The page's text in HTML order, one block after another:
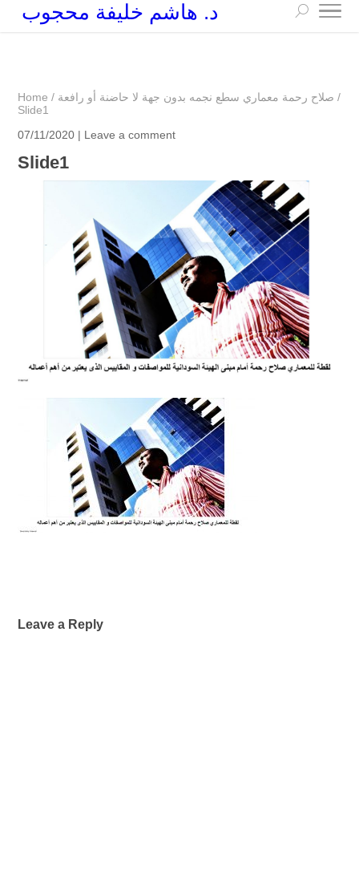
د. هاشم خليفة محجوب
Home / صلاح رحمة معماري سطع نجمه بدون جهة لا حاضنة أو رافعة /
Slide1
07/11/2020 | Leave a comment
Slide1
Leave a Reply